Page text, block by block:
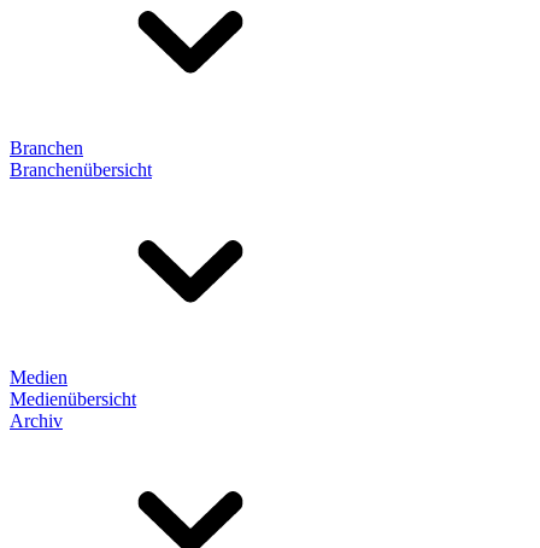
Branchen
Branchenübersicht
Medien
Medienübersicht
Archiv